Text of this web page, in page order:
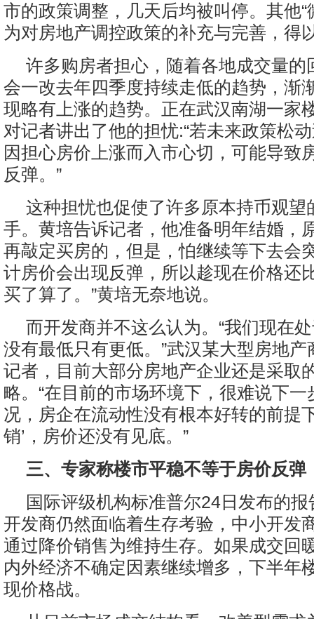
市的政策调整，几天后均被叫停。其他“
为对房地产调控政策的补充与完善，得
许多购房者担心，随着各地成交量的
会一改去年四季度持续走低的趋势，渐
现略有上涨的趋势。正在武汉南湖一家
对记者讲出了他的担忧:“若未来政策松
因担心房价上涨而入市心切，可能导致
反弹。”
这种担忧也促使了许多原本持币观望
手。黄培告诉记者，他准备明年结婚，
再敲定买房的，但是，怕继续等下去会
计房价会出现反弹，所以趁现在价格还
买了算了。”黄培无奈地说。
而开发商并不这么认为。“我们现在
没有最低只有更低。”武汉某大型房地
记者，目前大部分房地产企业还是采取
略。“在目前的市场环境下，很难说下
况，房企在流动性没有根本好转的前提
销’，房价还没有见底。”
三、专家称楼市平稳不等于房价反弹
国际评级机构标准普尔24日发布的
开发商仍然面临着生存考验，中小开发
通过降价销售为维持生存。如果成交回
内外经济不确定因素继续增多，下半年
现价格战。